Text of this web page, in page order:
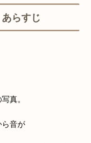
らすじ
真。
ら音が